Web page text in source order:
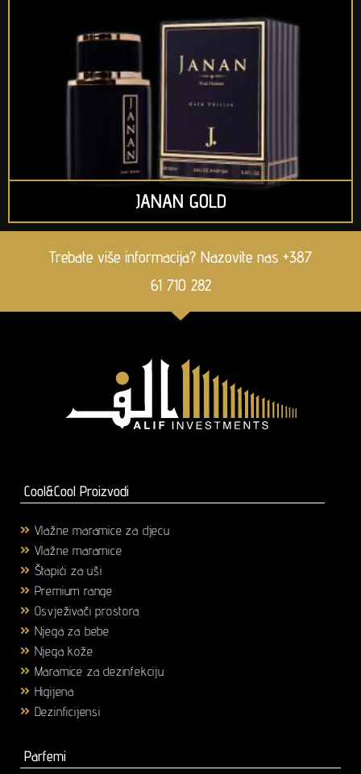
JANAN GOLD
Trebate više informacija? Nazovite nas +387
61 710 282
Cool&Cool Proizvodi
Vlažne maramice za djecu
Vlažne maramice
Štapići za uši
Premium range
Osvježivači prostora
Njega za bebe
Njega kože
Maramice za dezinfekciju
Higijena
Dezinficijensi
Parfemi